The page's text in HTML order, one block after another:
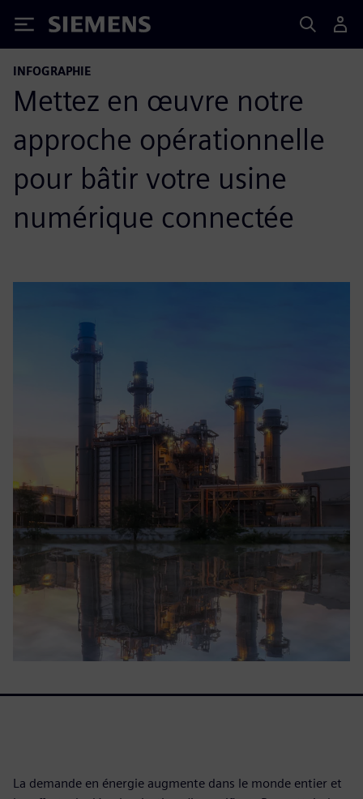
Siemens
INFOGRAPHIE
Mettez en œuvre notre
approche opérationnelle
pour bâtir votre usine
numérique connectée
La demande en énergie augmente dans le monde entier et